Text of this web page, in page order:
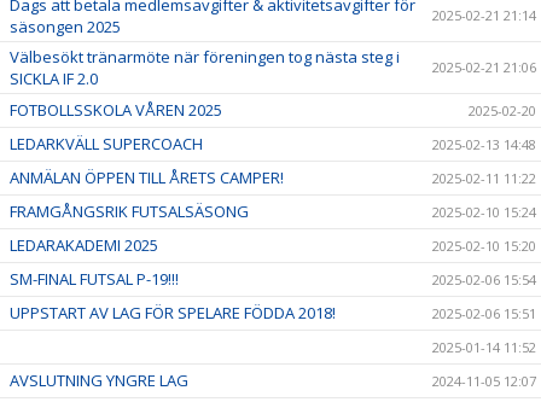
Dags att betala medlemsavgifter & aktivitetsavgifter för
säsongen 2025
2025-02-21 21:14
Välbesökt tränarmöte när föreningen tog nästa steg i
SICKLA IF 2.0
2025-02-21 21:06
FOTBOLLSSKOLA VÅREN 2025 2025-02-20
LEDARKVÄLL SUPERCOACH 2025-02-13 14:48
ANMÄLAN ÖPPEN TILL ÅRETS CAMPER! 2025-02-11 11:22
FRAMGÅNGSRIK FUTSALSÄSONG 2025-02-10 15:24
LEDARAKADEMI 2025 2025-02-10 15:20
SM-FINAL FUTSAL P-19!!! 2025-02-06 15:54
UPPSTART AV LAG FÖR SPELARE FÖDDA 2018!
2025-02-06 15:51
2025-01-14 11:52
AVSLUTNING YNGRE LAG 2024-11-05 12:07